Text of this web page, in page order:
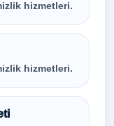
hizmetleri.
hizmetleri.